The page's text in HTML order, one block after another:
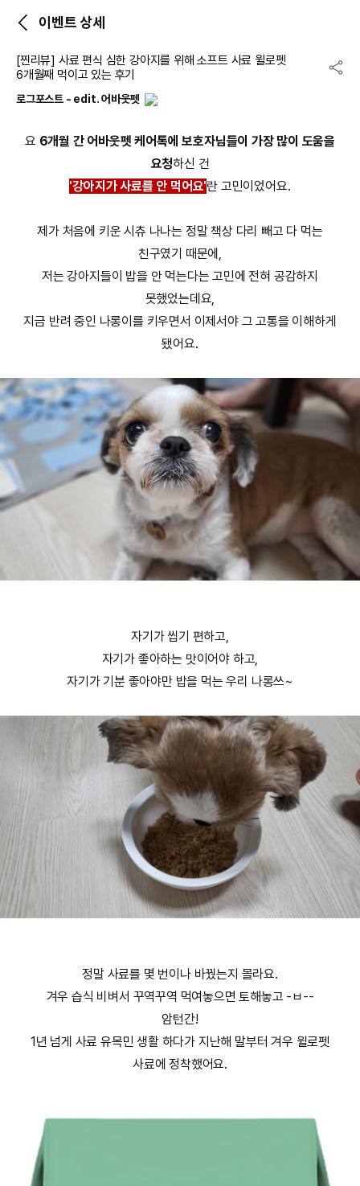
이벤트 상세
[찐리뷰] 사료 편식 심한 강아지를 위해 소프트 사료 윌로펫
6개월째 먹이고 있는 후기
로그포스트 - edit. 어바웃펫
요 6개월 간 어바웃펫 케어톡에 보호자님들이 가장 많이 도움을
요청하신 건
'강아지가 사료를 안 먹어요'란 고민이었어요.
제가 처음에 키운 시츄 나나는 정말 책상 다리 빼고 다 먹는
친구였기 때문에,
저는 강아지들이 밥을 안 먹는다는 고민에 전혀 공감하지
못했었는데요,
지금 반려 중인 나롱이를 키우면서 이제서야 그 고통을 이해하게
됐어요.
자기가 씹기 편하고,
자기가 좋아하는 맛이어야 하고,
자기가 기분 좋아야만 밥을 먹는 우리 나롱쓰~
정말 사료를 몇 번이나 바꿨는지 몰라요.
겨우 습식 비벼서 꾸역꾸역 먹여놓으면 토해놓고 -ㅂ--
암턴간!
1년 넘게 사료 유목민 생활 하다가 지난해 말부터 겨우 윌로펫
사료에 정착했어요.